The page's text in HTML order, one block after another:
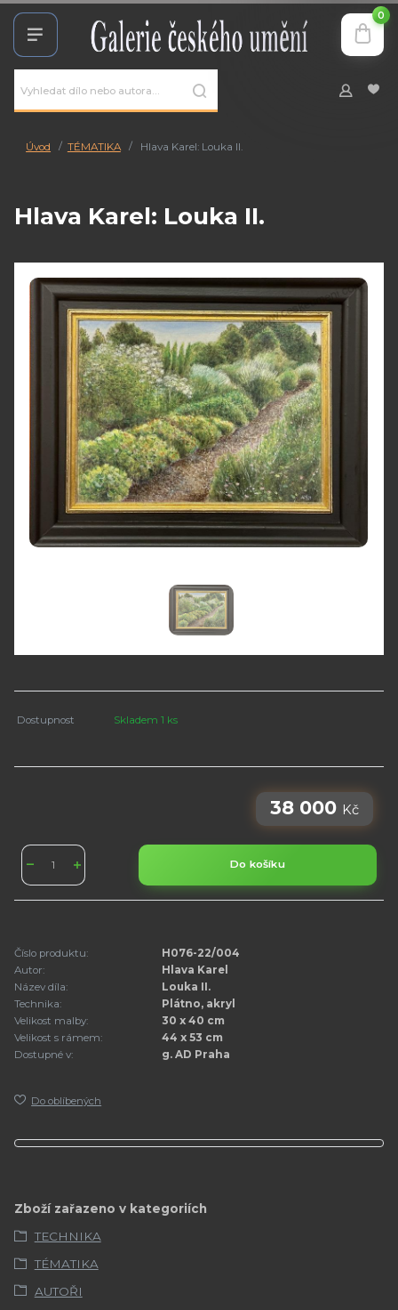
0
Úvod TÉMATIKA Hlava Karel: Louka II.
Hlava Karel: Louka II.
Dostupnost Skladem 1 ks
38 000 Kč
Do košíku
Číslo produktu:
H076-22/004
Autor:
Hlava Karel
Název díla:
Louka II.
Technika:
Plátno, akryl
Velikost malby:
30 x 40 cm
Velikost s rámem:
44 x 53 cm
Dostupné v:
g. AD Praha
Do oblíbených
Zboží zařazeno v kategoriích
TECHNIKA
TÉMATIKA
AUTOŘI